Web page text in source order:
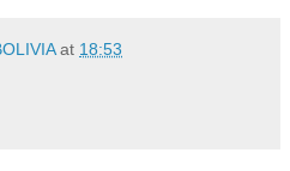
at 18:53